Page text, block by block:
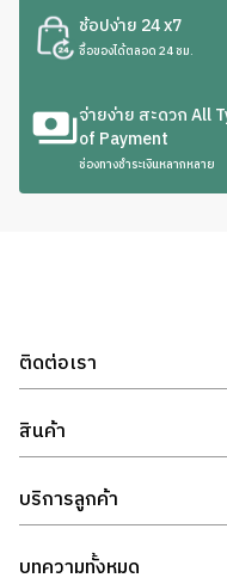
ช้อปง่าย 24 x7
ซื้อของได้ตลอด 24 ชม.
จ่ายง่าย สะดวก All
of Payment
ช่องทางชำระเงินหลากหลาย
ติดต่อเรา
สินค้า
บริการลูกค้า
บทความทั้งหมด